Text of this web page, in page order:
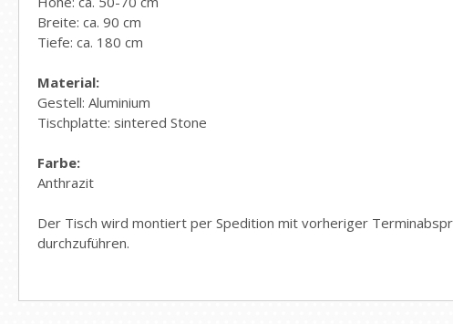
Breite: ca. 90 cm
Tiefe: ca. 180 cm
Material:
Gestell: Aluminium
Tischplatte: sintered Stone
Farbe:
Anthrazit
Der Tisch wird montiert per Spedition mit vorheriger
durchzuführen.